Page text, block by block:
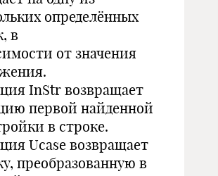
определённых
в
от значения
InStr возвращает
первой найденной
в строке.
Ucase возвращает
преобразованную в